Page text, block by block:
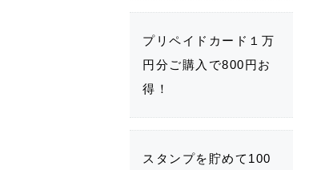
プリペイドカード１万
円分ご購入で800円お
得！
スタンプを貯めて100